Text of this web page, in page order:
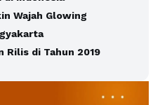
Wajah Glowing
Rilis di Tahun 2019